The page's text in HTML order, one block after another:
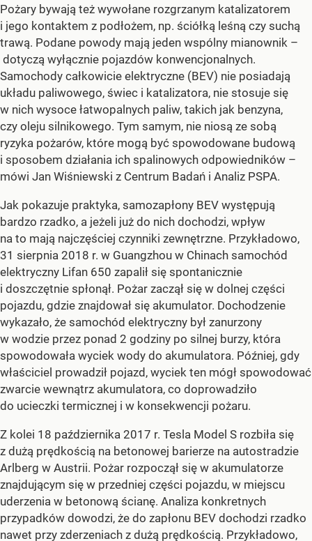
Pożary bywają też wywołane rozgrzanym katalizatorem
i jego kontaktem z podłożem, np. ściółką leśną czy suchą
trawą. Podane powody mają jeden wspólny mianownik –
dotyczą wyłącznie pojazdów konwencjonalnych.
Samochody całkowicie elektryczne (BEV) nie posiadają
układu paliwowego, świec i katalizatora, nie stosuje się
w nich wysoce łatwopalnych paliw, takich jak benzyna,
czy oleju silnikowego. Tym samym, nie niosą ze sobą
ryzyka pożarów, które mogą być spowodowane budową
i sposobem działania ich spalinowych odpowiedników –
mówi Jan Wiśniewski z Centrum Badań i Analiz PSPA.
Jak pokazuje praktyka, samozapłony BEV występują
bardzo rzadko, a jeżeli już do nich dochodzi, wpływ
na to mają najczęściej czynniki zewnętrzne. Przykładowo,
31 sierpnia 2018 r. w Guangzhou w Chinach samochód
elektryczny Lifan 650 zapalił się spontanicznie
i doszczętnie spłonął. Pożar zaczął się w dolnej części
pojazdu, gdzie znajdował się akumulator. Dochodzenie
wykazało, że samochód elektryczny był zanurzony
w wodzie przez ponad 2 godziny po silnej burzy, która
spowodowała wyciek wody do akumulatora. Później, gdy
właściciel prowadził pojazd, wyciek ten mógł spowodować
zwarcie wewnątrz akumulatora, co doprowadziło
do ucieczki termicznej i w konsekwencji pożaru.
Z kolei 18 października 2017 r. Tesla Model S rozbiła się
z dużą prędkością na betonowej barierze na autostradzie
Arlberg w Austrii. Pożar rozpoczął się w akumulatorze
znajdującym się w przedniej części pojazdu, w miejscu
uderzenia w betonową ścianę. Analiza konkretnych
przypadków dowodzi, że do zapłonu BEV dochodzi rzadko
nawet przy zderzeniach z dużą prędkością. Przykładowo,